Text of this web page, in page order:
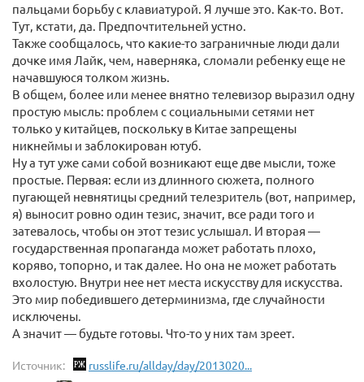
пальцами борьбу с клавиатурой. Я лучше это. Как-то. Вот.
Тут, кстати, да. Предпочтительней устно.
Также сообщалось, что какие-то заграничные люди дали
дочке имя Лайк, чем, наверняка, сломали ребенку еще не
начавшуюся толком жизнь.
В общем, более или менее внятно телевизор выразил одну
простую мысль: проблем с социальными сетями нет
только у китайцев, поскольку в Китае запрещены
никнеймы и заблокирован ютуб.
Ну а тут уже сами собой возникают еще две мысли, тоже
простые. Первая: если из длинного сюжета, полного
пугающей невнятицы средний телезритель (вот, например,
я) выносит ровно один тезис, значит, все ради того и
затевалось, чтобы он этот тезис услышал. И вторая —
государственная пропаганда может работать плохо,
коряво, топорно, и так далее. Но она не может работать
вхолостую. Внутри нее нет места искусству для искусства.
Это мир победившего детерминизма, где случайности
исключены.
А значит — будьте готовы. Что-то у них там зреет.
Источник: russlife.ru/allday/day/2013020...